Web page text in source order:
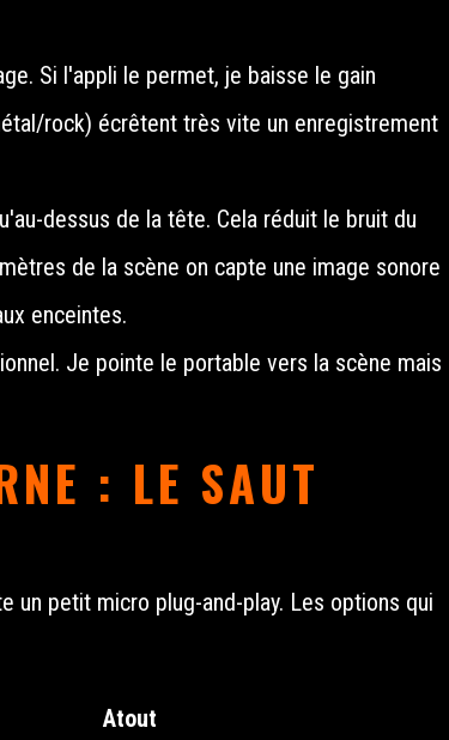
Si l'appli le permet, je baisse le gain
rock) écrêtent très vite un enregistrement
dessus de la tête. Cela réduit le bruit du
de la scène on capte une image sonore
enceintes.
Je pointe le portable vers la scène mais
: LE SAUT
un petit micro plug-and-play. Les options qui
Atout